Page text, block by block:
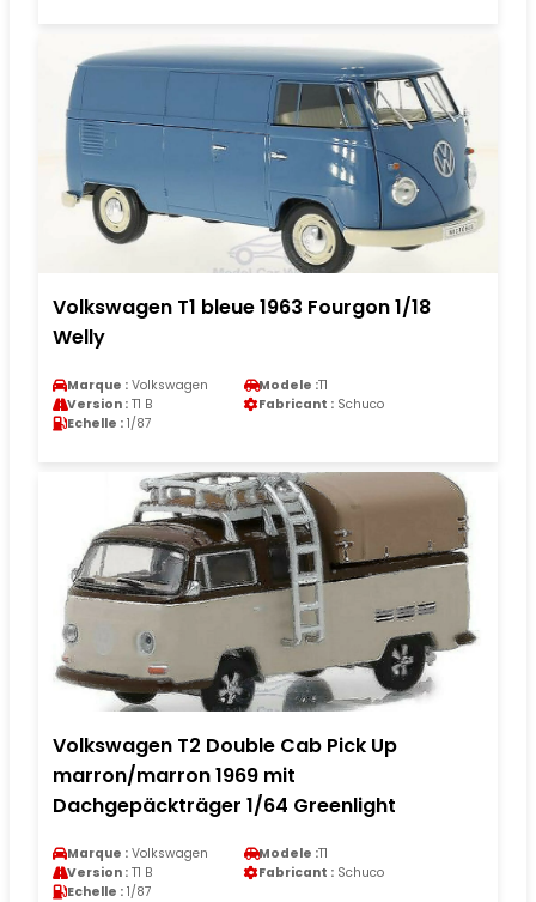
Volkswagen T1 bleue 1963 Fourgon 1/18
Welly
Marque : Volkswagen Modele :T1
Version : T1 B Fabricant : Schuco
Echelle : 1/87
Volkswagen T2 Double Cab Pick Up
marron/marron 1969 mit
Dachgepäckträger 1/64 Greenlight
Marque : Volkswagen Modele :T1
Version : T1 B Fabricant : Schuco
Echelle : 1/87